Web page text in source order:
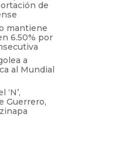
de
mantiene
6.50% por
a
al Mundial
Guerrero,